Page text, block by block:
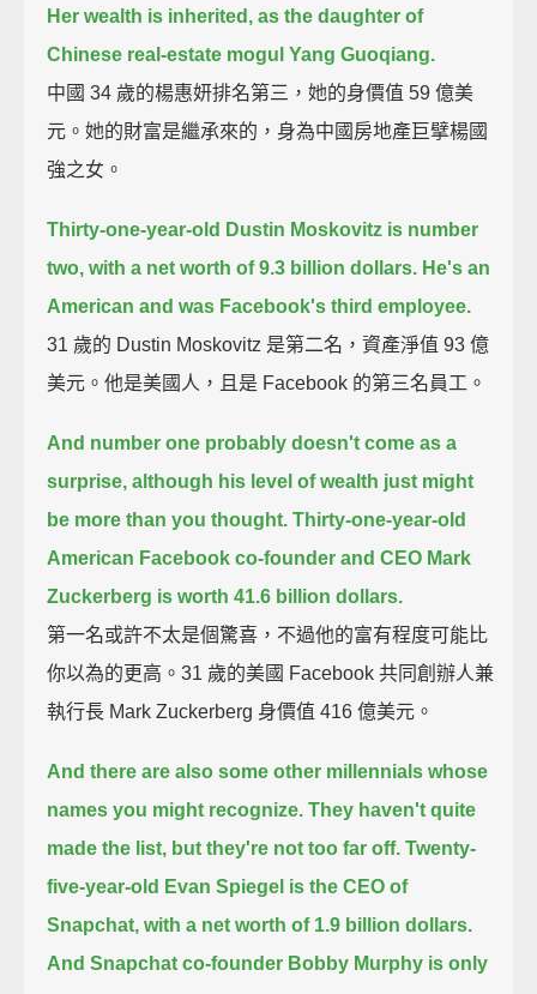
Her wealth is inherited, as the daughter of
Chinese real-estate mogul Yang Guoqiang.
中國 34 歲的楊惠妍排名第三，她的身價值 59 億美
元。她的財富是繼承來的，身為中國房地產巨擘楊國
強之女。
Thirty-one-year-old Dustin Moskovitz is number
two, with a net worth of 9.3 billion dollars. He's an
American and was Facebook's third employee.
31 歲的 Dustin Moskovitz 是第二名，資產淨值 93 億
美元。他是美國人，且是 Facebook 的第三名員工。
And number one probably doesn't come as a
surprise, although his level of wealth just might
be more than you thought. Thirty-one-year-old
American Facebook co-founder and CEO Mark
Zuckerberg is worth 41.6 billion dollars.
第一名或許不太是個驚喜，不過他的富有程度可能比
你以為的更高。31 歲的美國 Facebook 共同創辦人兼
執行長 Mark Zuckerberg 身價值 416 億美元。
And there are also some other millennials whose
names you might recognize. They haven't quite
made the list, but they're not too far off. Twenty-
five-year-old Evan Spiegel is the CEO of
Snapchat, with a net worth of 1.9 billion dollars.
And Snapchat co-founder Bobby Murphy is only